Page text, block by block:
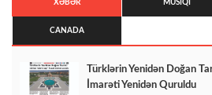
XƏBƏR MUSIQI
CANADA
Türklərin Yenidən Doğan
İmarəti Yenidən Quruldu